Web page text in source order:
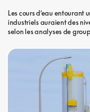
Les cours d’eau entourant
industriels auraient des
selon les analyses de